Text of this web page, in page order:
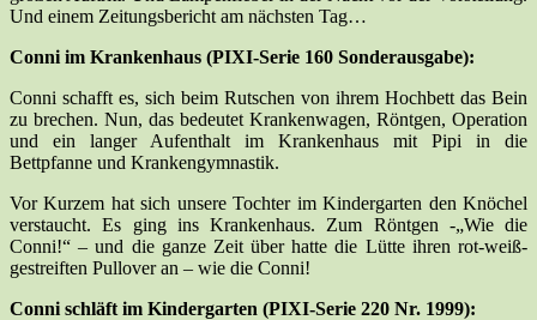
Und einem Zeitungsbericht am nächsten Tag…
Conni im Krankenhaus (PIXI-Serie 160 Sonderausgabe):
Conni schafft es, sich beim Rutschen von ihrem Hochbett das Bein
zu brechen. Nun, das bedeutet Krankenwagen, Röntgen, Operation
und ein langer Aufenthalt im Krankenhaus mit Pipi in die
Bettpfanne und Krankengymnastik.
Vor Kurzem hat sich unsere Tochter im Kindergarten den Knöchel
verstaucht. Es ging ins Krankenhaus. Zum Röntgen -„Wie die
Conni!“ – und die ganze Zeit über hatte die Lütte ihren rot-weiß-
gestreiften Pullover an – wie die Conni!
Conni schläft im Kindergarten (PIXI-Serie 220 Nr. 1999):